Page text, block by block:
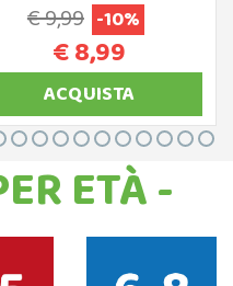
€ 9,99 -10%
€ 8,99
ACQUISTA
ETÀ -